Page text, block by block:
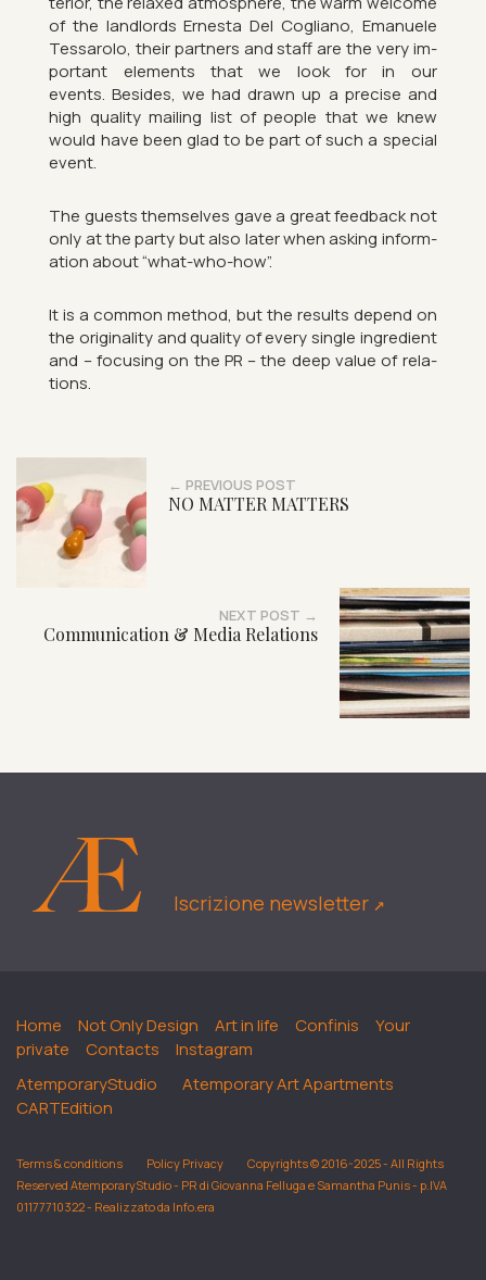
of the land­lords Ern­esta Del Cogli­ano, Emanuele
Tes­sar­olo, their part­ners and staff are the very im­
port­ant ele­ments that we look for in our
events. Be­sides, we had drawn up a pre­cise and
high qual­ity mail­ing list of people that we knew
would have been glad to be part of such a spe­cial
event.
The guests them­selves gave a great feed­back not
only at the party but also later when ask­ing in­form­
a­tion about “what-who-how”.
It is a com­mon method, but the res­ults de­pend on
the ori­gin­al­ity and qual­ity of every single in­gredi­ent
and – fo­cus­ing on the PR – the deep value of re­la­
tions.
← PREVIOUS POST
NO MATTER MATTERS
NEXT POST →
Communication & Media Relations
Iscrizione newsletter ↗︎
Home Not Only Design Art in life Confinis
Your
private
Contacts
Instagram
AtemporaryStudio
Atemporary Art Apartments
CARTEdition
Terms & conditions Policy Privacy
Copyrights © 2016-2025 - All Rights
Reserved AtemporaryStudio - PR di Giovanna Felluga e Samantha Punis - p.IVA
01177710322 - Realizzato da Info.era